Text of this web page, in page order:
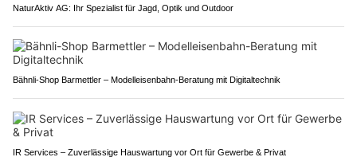
NaturAktiv AG: Ihr Spezialist für Jagd, Optik und Outdoor
Bähnli-Shop Barmettler – Modelleisenbahn-Beratung mit Digitaltechnik
IR Services – Zuverlässige Hauswartung vor Ort für Gewerbe & Privat